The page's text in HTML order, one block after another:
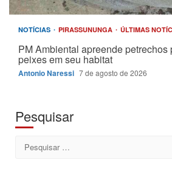
NOTÍCIAS PIRASSUNUNGA ÚLTIMAS
PM Ambiental apreende
peixes em seu habitat
Antonio Naressi 7 de agosto de 2026
Pesquisar
Pesquisar